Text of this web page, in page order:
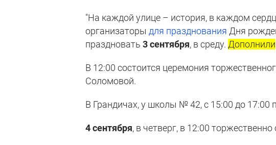
"На каждой улице – история, в каждом
организаторы для празднования Дня
праздновать3 сентября, в среду. Дополнили
В 12:00 состоится церемония
Соломовой.
В Грандичах, у школы № 42, с 15:00 до 17:00
4 сентября, в четверг, в 12:00